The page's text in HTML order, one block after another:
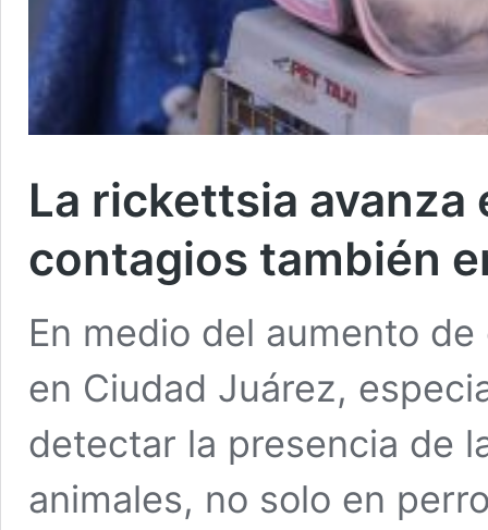
La rickettsia
contagios también
En medio del aumento
en Ciudad Juárez,
detectar la presencia de
animales, no solo en